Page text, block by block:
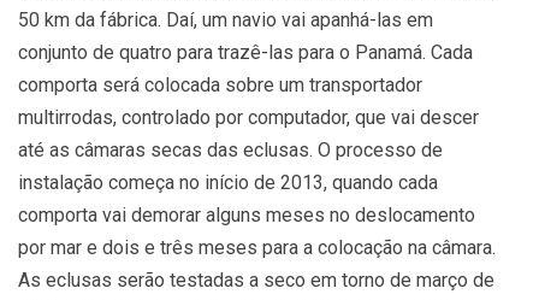
50 km da fábrica. Daí, um navio vai apanhá-las em
conjunto de quatro para trazê-las para o Panamá. Cada
comporta será colocada sobre um transportador
multirrodas, controlado por computador, que vai descer
até as câmaras secas das eclusas. O processo de
instalação começa no início de 2013, quando cada
comporta vai demorar alguns meses no deslocamento
por mar e dois e três meses para a colocação na câmara.
As eclusas serão testadas a seco em torno de março de